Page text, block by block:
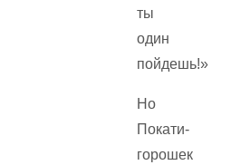
ты
один
пойдешь!»
Но
Покати-
горошек